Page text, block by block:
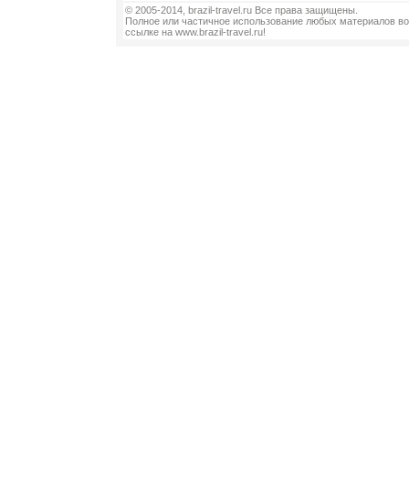
© 2005-2014, brazil-travel.ru Все права защищены.
Полное или частичное использование любых материалов
ссылке на www.brazil-travel.ru!